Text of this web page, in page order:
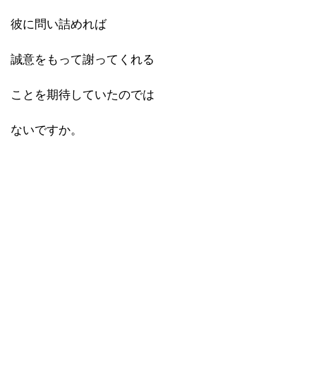
彼に問い詰めれば
誠意をもって謝ってくれる
ことを期待していたのでは
ないですか。